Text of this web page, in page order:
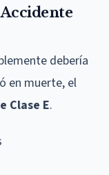
debería
en muerte, el
Clase E.